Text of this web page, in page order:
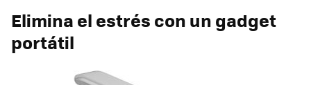
Elimina el estrés con un gadget
portátil